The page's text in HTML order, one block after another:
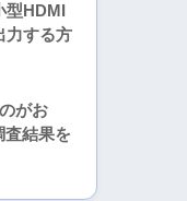
型HDMI
力する方
がお
結果を